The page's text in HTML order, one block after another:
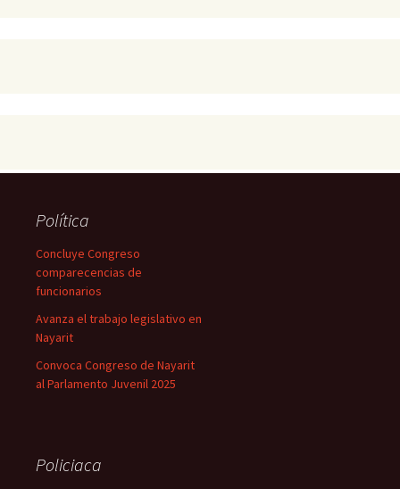
Política
Concluye Congreso
comparecencias de
funcionarios
Avanza el trabajo legislativo en
Nayarit
Convoca Congreso de Nayarit
al Parlamento Juvenil 2025
Policiaca